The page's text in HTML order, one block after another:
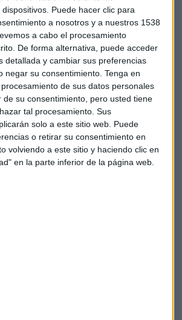
Puede hacer clic para
a nosotros y a nuestros 1538
a cabo el procesamiento
De forma alternativa, puede acceder
detallada y cambiar sus preferencias
negar su consentimiento. Tenga en
de sus datos personales
de su consentimiento, pero usted tiene
tal procesamiento. Sus
solo a este sitio web. Puede
o retirar su consentimiento en
volviendo a este sitio y haciendo clic en
en la parte inferior de la página web.
año desde el lanzamiento del programa,
y más de 9.000 descargas en las
de podcasting,Una Casa Sobre El Mar
como un concepto único, innovador
para todos los asesores financieros
inversora en general.
entrevistas hemos conocido la parte
los asesores que ya forman parte de
nosotros y nuestros oyentes hemos
una charla fresca y cercana, sino
y allegados del asesor, quienes